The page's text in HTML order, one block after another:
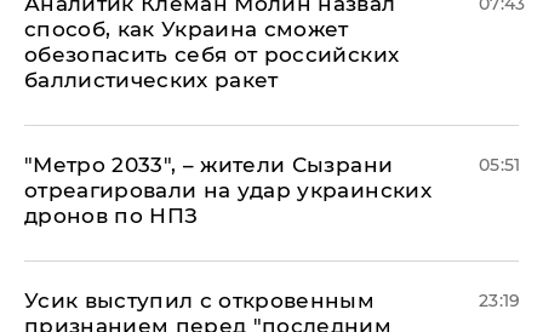
способ, как Украина сможет
обезопасить себя от российских
баллистических ракет
"Метро 2033", – жители Сызрани
отреагировали на удар украинских
дронов по НПЗ
05:51
Усик выступил с откровенным
признанием перед "последним
23:19